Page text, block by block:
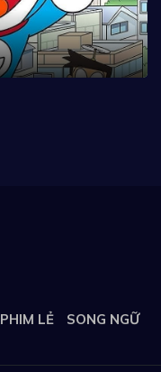
PHIM LẺ SONG NGỮ